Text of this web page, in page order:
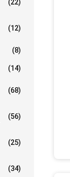
(22)
(12)
(8)
(14)
(68)
(56)
(25)
(34)